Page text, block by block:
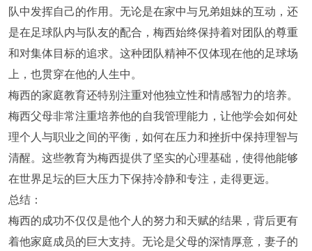
队中发挥自己的作用。无论是在家中与兄弟姐妹的互动，还
是在足球队内与队友的配合，梅西始终保持着对团队的尊重
和对集体目标的追求。这种团队精神不仅体现在他的足球场
上，也贯穿在他的人生中。
梅西的家庭教育还特别注重对他独立性和情感智力的培养。
梅西父母非常注重培养他的自我管理能力，让他学会如何处
理个人与职业之间的平衡，如何在压力和挫折中保持理智与
清醒。这些教育为梅西提供了坚实的心理基础，使得他能够
在世界足坛的巨大压力下保持冷静和专注，走得更远。
总结：
梅西的成功不仅仅是他个人的努力和天赋的结果，背后更有
着他家庭成员的巨大支持。无论是父母的深情厚意，妻子的